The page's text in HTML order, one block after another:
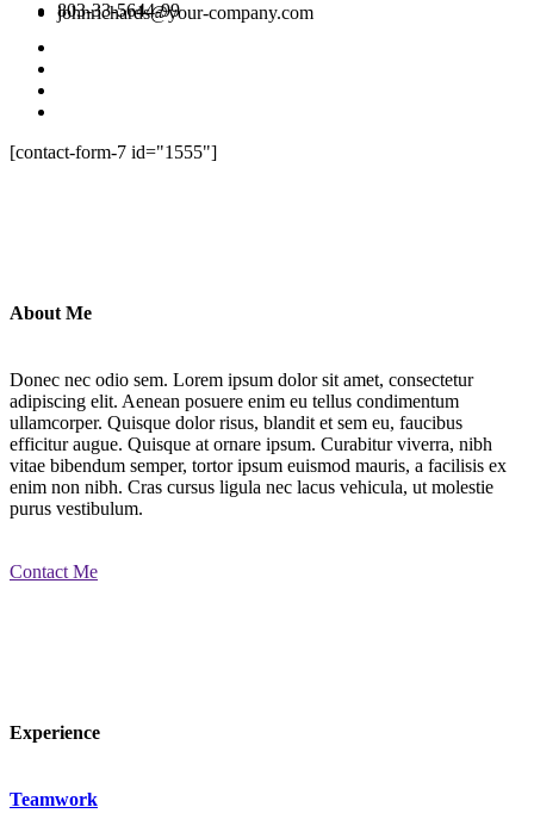
803-33-5644-99
johnrichards@your-company.com
[contact-form-7 id="1555"]
About Me
Donec nec odio sem. Lorem ipsum dolor sit amet, consectetur
adipiscing elit. Aenean posuere enim eu tellus condimentum
ullamcorper. Quisque dolor risus, blandit et sem eu, faucibus
efficitur augue. Quisque at ornare ipsum. Curabitur viverra, nibh
vitae bibendum semper, tortor ipsum euismod mauris, a facilisis ex
enim non nibh. Cras cursus ligula nec lacus vehicula, ut molestie
purus vestibulum.
Contact Me
Experience
Teamwork